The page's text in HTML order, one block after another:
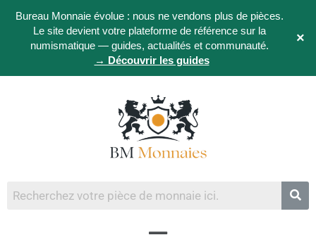
Bureau Monnaie évolue : nous ne vendons plus de pièces.
Le site devient votre plateforme de référence sur la
numismatique — guides, actualités et communauté.
→ Découvrir les guides
×